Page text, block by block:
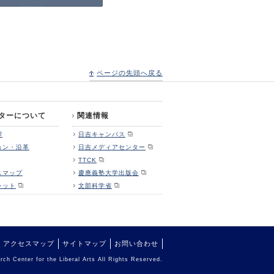
ページの先頭へ戻る
ーについて
ン・沿革
マップ
ット
関連情報
日吉キャンパス
日吉メディアセンター
TTCK
慶應義塾大学出版会
文部科学省
アクセスマップ サイトマップ お問い合わせ
Center for the Liberal Arts All Rights Reserved.